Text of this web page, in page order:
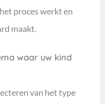
proces werkt en
maakt.
waar uw kind
van het type